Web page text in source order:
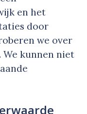
en het
door
we over
We kunnen niet